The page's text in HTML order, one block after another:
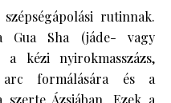
rutinnak.
Gua Sha (jáde- vagy
a kézi nyirokmasszázs,
arc formálására és a
szerte Ázsiában. Ezek a